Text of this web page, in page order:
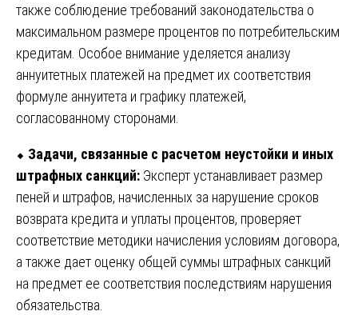
также соблюдение требований законодательства о
максимальном размере процентов по потребительским
кредитам. Особое внимание уделяется анализу
аннуитетных платежей на предмет их соответствия
формуле аннуитета и графику платежей,
согласованному сторонами.
⬥ Задачи, связанные с расчетом неустойки и иных
штрафных санкций: Эксперт устанавливает размер
пеней и штрафов, начисленных за нарушение сроков
возврата кредита и уплаты процентов, проверяет
соответствие методики начисления условиям договора,
а также дает оценку общей суммы штрафных санкций
на предмет ее соответствия последствиям нарушения
обязательства.